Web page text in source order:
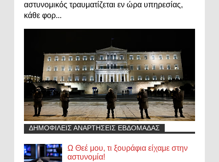
αστυνομικός τραυματίζεται εν ώρα υπηρεσίας,
κάθε φορ...
ΔΗΜΟΦΙΛΕΙΣ ΑΝΑΡΤΗΣΕΙΣ ΕΒΔΟΜΑΔΑΣ
Ω Θεέ μου, τι ξουράφια είχαμε στην
αστυνομία!